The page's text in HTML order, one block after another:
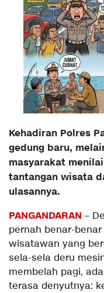
Kehadiran Polres
gedung baru,
masyarakat
tantangan wisata
ulasannya.
PANGANDARAN –
pernah benar-
wisatawan yang
sela-sela deru
membelah pagi,
terasa denyutnya: